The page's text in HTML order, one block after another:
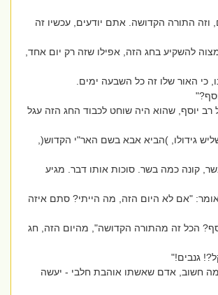
וזה התורה הקדושה. אתם יודעים, עכשיו זה
להשקיע בחג הזה, אפילו שזה רק יום אחד,
האור שלו זה כל השבעה ימים.
יוסף, שהוא היה שוחט לכבוד החג הזה עגל
גידולו, )הביא אבא בשם האר"י הקדוש(,
קונה כמה בשר. סוכות אותו דבר. מגיע
"אם לא היום הזה, מה הייתי? סתם איזה
הכל זה מהתורה הקדושה", מהיום הזה, חג
חשוב, אדם שאשתו אוהבת חלבי - יעשה